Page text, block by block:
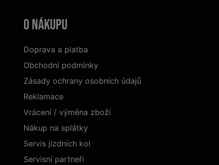
O nákupu
Doprava a platba
Obchodní podmínky
Zásady ochrany osobních údajů
Reklamace
Vrácení / výměna zboží
Nákup na splátky
Servis jízdních kol
Servisní partneři